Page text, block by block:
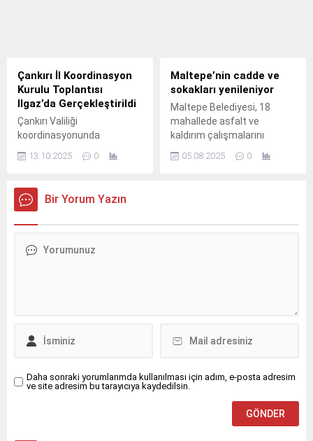
Çankırı İl Koordinasyon
Kurulu Toplantısı
Ilgaz’da Gerçekleştirildi
Çankırı Valiliği
koordinasyonunda
Koordinasyon Kurulu
Belediyesi Çok Amaçlı
Gösteri ve Konferans
13.10.2025 0
Maltepe’nin cadde ve
sokakları yenileniyor
Maltepe Belediyesi, 18
mahallede asfalt ve
kaldırım çalışmalarını
05.08.2025 0
Bir Yorum Yazın
Daha sonraki yorumlarımda kullanılması için adım, e-posta adresim
ve site adresim bu tarayıcıya kaydedilsin.